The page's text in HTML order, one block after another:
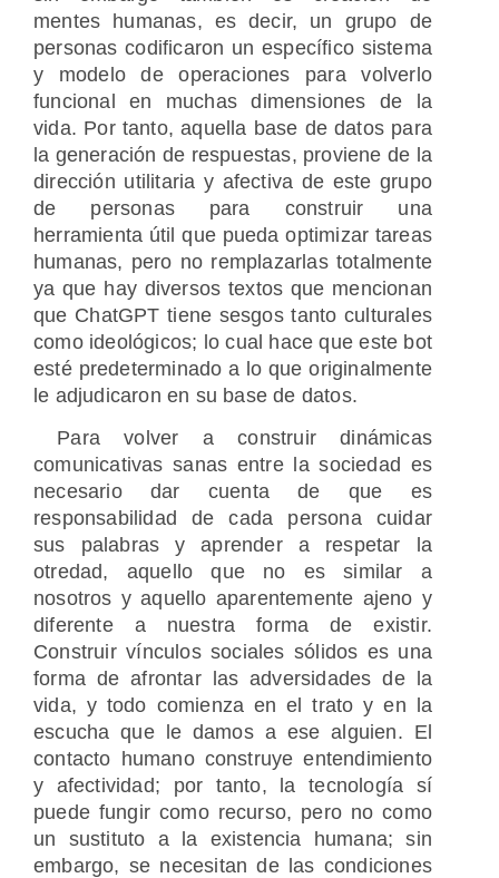
mentes humanas, es decir, un grupo de
personas codificaron un específico sistema
y modelo de operaciones para volverlo
funcional en muchas dimensiones de la
vida. Por tanto, aquella base de datos para
la generación de respuestas, proviene de la
dirección utilitaria y afectiva de este grupo
de personas para construir una
herramienta útil que pueda optimizar tareas
humanas, pero no remplazarlas totalmente
ya que hay diversos textos que mencionan
que ChatGPT tiene sesgos tanto culturales
como ideológicos; lo cual hace que este bot
esté predeterminado a lo que originalmente
le adjudicaron en su base de datos.
Para volver a construir dinámicas
comunicativas sanas entre la sociedad es
necesario dar cuenta de que es
responsabilidad de cada persona cuidar
sus palabras y aprender a respetar la
otredad, aquello que no es similar a
nosotros y aquello aparentemente ajeno y
diferente a nuestra forma de existir.
Construir vínculos sociales sólidos es una
forma de afrontar las adversidades de la
vida, y todo comienza en el trato y en la
escucha que le damos a ese alguien. El
contacto humano construye entendimiento
y afectividad; por tanto, la tecnología sí
puede fungir como recurso, pero no como
un sustituto a la existencia humana; sin
embargo, se necesitan de las condiciones